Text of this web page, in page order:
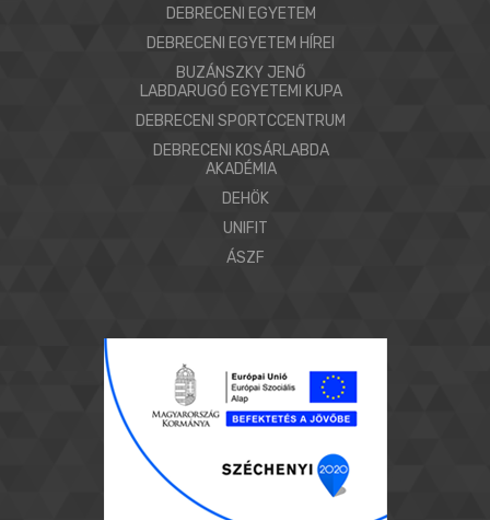
DEBRECENI EGYETEM
DEBRECENI EGYETEM HÍREI
BUZÁNSZKY JENŐ
LABDARUGÓ EGYETEMI KUPA
DEBRECENI SPORTCCENTRUM
DEBRECENI KOSÁRLABDA
AKADÉMIA
DEHÖK
UNIFIT
ÁSZF